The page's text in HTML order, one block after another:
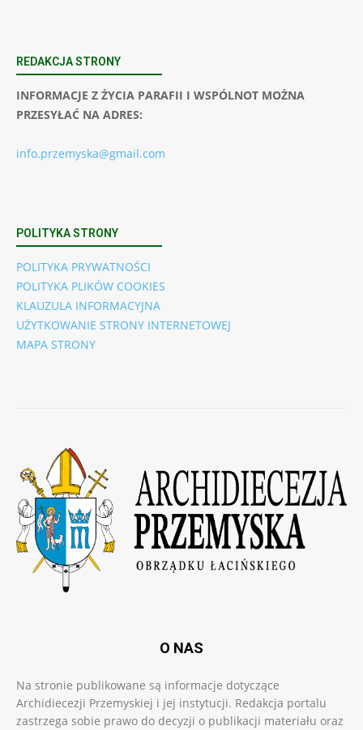
REDAKCJA STRONY
INFORMACJE Z ŻYCIA PARAFII I WSPÓLNOT MOŻNA
PRZESYŁAĆ NA ADRES:
info.przemyska@gmail.com
POLITYKA STRONY
POLITYKA PRYWATNOŚCI
POLITYKA PLIKÓW COOKIES
KLAUZULA INFORMACYJNA
UŻYTKOWANIE STRONY INTERNETOWEJ
MAPA STRONY
O NAS
Na stronie publikowane są informacje dotyczące
Archidiecezji Przemyskiej i jej instytucji. Redakcja portalu
zastrzega sobie prawo do decyzji o publikacji materiału oraz